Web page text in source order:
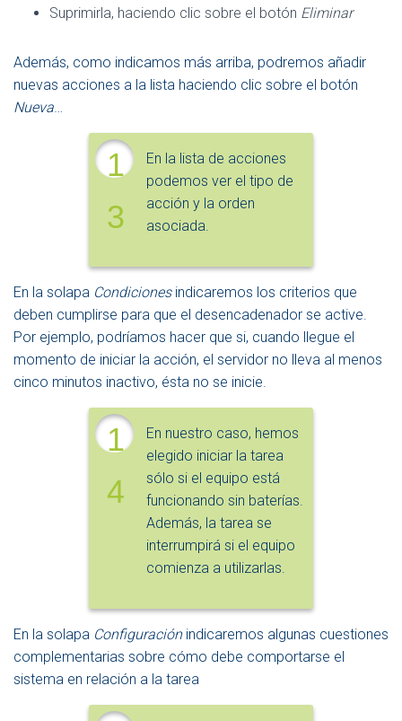
Suprimirla, haciendo clic sobre el botón Eliminar
Además, como indicamos más arriba, podremos añadir
nuevas acciones a la lista haciendo clic sobre el botón
Nueva…
1
3
En la lista de acciones
podemos ver el tipo de
acción y la orden
asociada.
En la solapa Condicionesindicaremos los criterios que
deben cumplirse para que el desencadenador se active.
Por ejemplo, podríamos hacer que si, cuando llegue el
momento de iniciar la acción, el servidor no lleva al menos
cinco minutos inactivo, ésta no se inicie.
1
4
En nuestro caso, hemos
elegido iniciar la tarea
sólo si el equipo está
funcionando sin baterías.
Además, la tarea se
interrumpirá si el equipo
comienza a utilizarlas.
En la solapa Configuraciónindicaremos algunas cuestiones
complementarias sobre cómo debe comportarse el
sistema en relación a la tarea